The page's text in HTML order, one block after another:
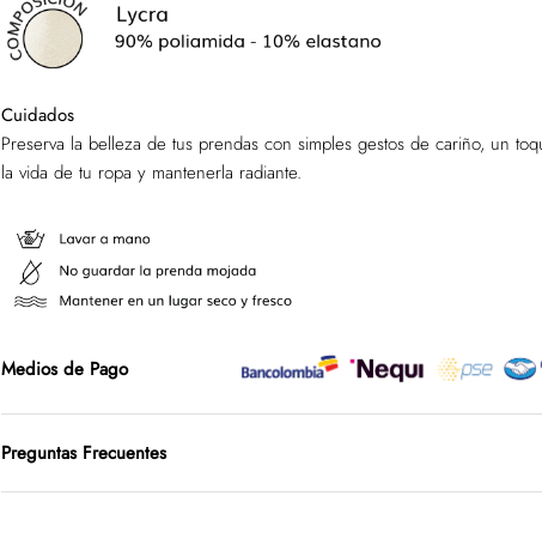
Cuidados
Preserva la belleza de tus prendas con simples gestos de cariño, un
la vida de tu ropa y mantenerla radiante.
Medios de Pago
Preguntas Frecuentes